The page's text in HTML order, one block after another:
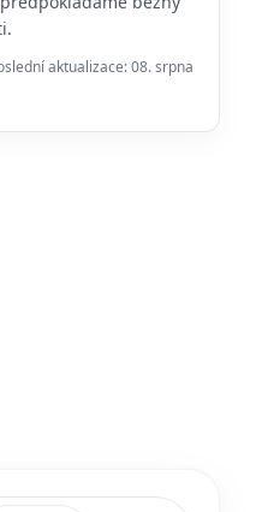
aktualizace: 08. srpna